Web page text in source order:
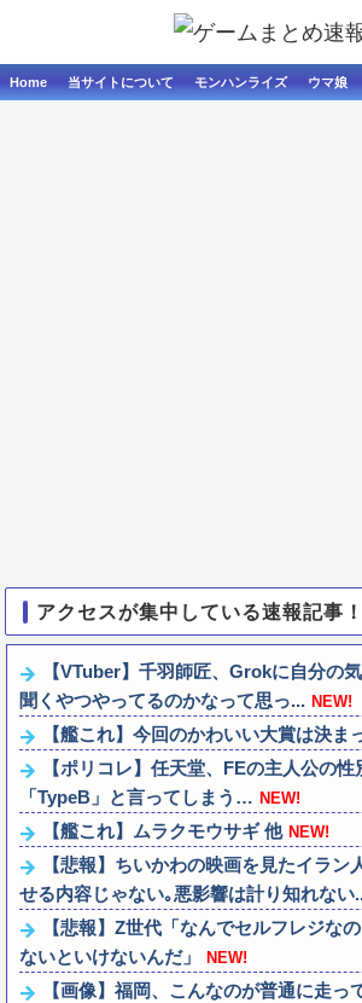
Home 当サイトについて モンハンライズ ウマ娘
アクセスが集中している速報記事！
【VTuber】千羽師匠、Grokに自分の
聞くやつやってるのかなって思っ... NEW!
【艦これ】今回のかわいい大賞は決ま
【ポリコレ】任天堂、FEの主人公の性
「TypeB」と言ってしまう… NEW!
【艦これ】ムラクモウサギ 他 NEW!
【悲報】ちいかわの映画を見たイラン
せる内容じゃない｡悪影響は計り知れない
【悲報】Z世代「なんでセルフレジな
ないといけないんだ」
NEW!
【画像】福岡、こんなのが普通に走っ